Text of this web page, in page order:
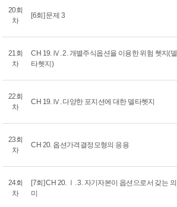
20회
차
[6회] 문제 3
21회
차
CH 19. Ⅳ. 2. 개별주식옵션을 이용한 위험 헷지(델
타헷지)
22회
차
CH 19. Ⅳ. 다양한 포지션에 대한 델타헷지
23회
차
CH 20. 옵션가격결정모형의 응용
24회
차
[7회] CH 20. Ⅰ. 3. 자기자본이 옵션으로서 갖는 의
미